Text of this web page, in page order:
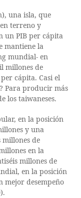
una isla, que
terreno y
un PIB per cápita
mantiene la
mundial- en
millones de
cápita. Casi el
Para producir más
los taiwaneses.
en la posición
y una
de
en la
millones de
en la posición
mejor desempeño